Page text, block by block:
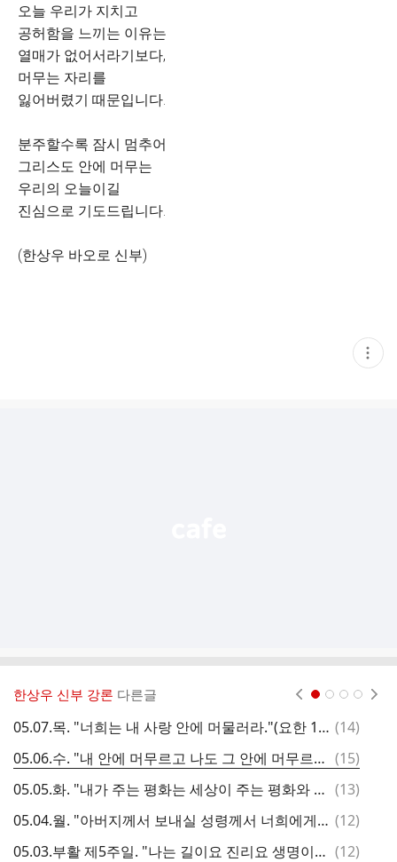
오늘 우리가 지치고
공허함을 느끼는 이유는
열매가 없어서라기보다,
머무는 자리를
잃어버렸기 때문입니다.
분주할수록 잠시 멈추어
그리스도 안에 머무는
우리의 오늘이길
진심으로 기도드립니다.
(한상우 바오로 신부)
현
재
한상우 신부 강론 다른글
05.07.목. "너희는 내 사랑 안에 머물러라."(요한 15,9) 댓
(14)
05.06.수. "내 안에 머무르고 나도 그 안에 머무르는 사람은 많은 열매를 맺는다."(요한 15,5) 댓
글
(15)
05.05.화. "내가 주는 평화는 세상이 주는 평화와 같지 않다."(요한 14,27) 댓
(13)
05.04.월. "아버지께서 보내실 성령께서 너희에게 모든 것을 가르쳐 주실 것이다."(요한 14,26) 댓
(12)
05.03.부활 제5주일. "나는 길이요 진리요 생명이다."(요한 14,6) 댓
(12)